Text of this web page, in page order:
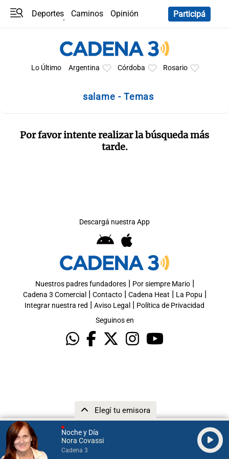
Noche y Día
Nora Covassi
Cadena 3
Elegí tu emisora
Deportes Caminos
Opinión
Participá
Lo Último Argentina Córdoba Rosario
salame - Temas
Por favor intente realizar la búsqueda más
tarde.
Descargá nuestra App
Nuestros padres fundadores| Por siempre Mario|
Cadena 3 Comercial | Contacto| Cadena Heat | La Popu |
Integrar nuestra red | Aviso Legal | Política de Privacidad
Seguinos en